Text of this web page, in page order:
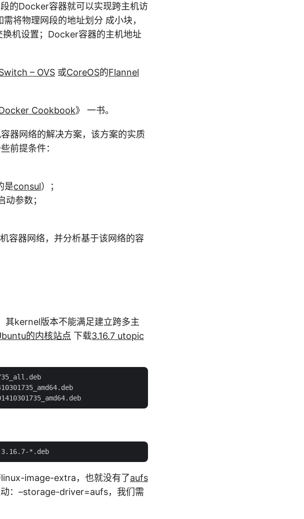
的Docker容器就可以实现跨主机访
将物理网段的地址划分 成小块，
机设置；Docker容器的主机地址
– OVS 或CoreOS的Flannel
Cookbook》 一书。
器网络的解决方案，该方案的实质
前提条件：
是consul）；
参数；
容器网络，并分析基于该网络的容
kernel版本不能满足建立跨多主
的内核站点 下载3.16.7 utopic
image-extra，也就没有了aufs
：–storage-driver=aufs，我们需